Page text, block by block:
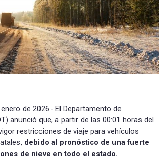
de 2026.- El Departamento de
anunció que, a partir de las 00:01 horas del
restricciones de viaje para vehículos
debido al pronóstico de una fuerte
de nieve en todo el estado.